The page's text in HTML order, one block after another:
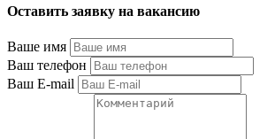
Оставить заявку на вакансию
Ваше имя
Ваш телефон
Ваш E-mail